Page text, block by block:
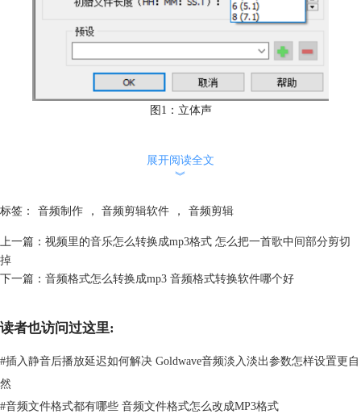
图1：立体声
3.在弹出【持续时间】面板后，根据录音需求来设置声音的持续时间长
短，如下图所示，软件默认的持续时间为10分钟，调整完时间之后，点
展开阅读全文
︾
标签： 音频制作 ， 音频剪辑软件 ， 音频剪辑
上一篇： 视频里的音乐怎么转换成mp3格式 怎么把一首歌中间部分剪切
掉
下一篇： 音频格式怎么转换成mp3 音频格式转换软件哪个好
读者也访问过这里:
#插入静音后播放延迟如何解决 Goldwave音频淡入淡出参数怎样设置更自
然
#音频文件格式都有哪些 音频文件格式怎么改成MP3格式